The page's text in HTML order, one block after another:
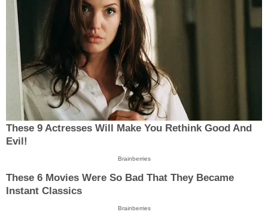
These 9 Actresses Will Make You Rethink Good And
Evil!
Brainberries
These 6 Movies Were So Bad That They Became
Instant Classics
Brainberries